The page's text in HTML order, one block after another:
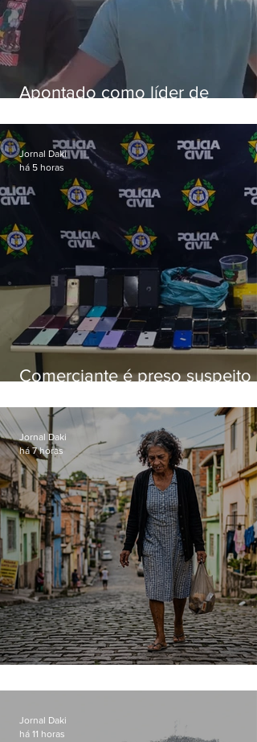
Apontado como líder de
aposentados é preso
Comerciante é preso suspeito
loja
Jornal Daki
há 5 horas
Jornal Daki
há 7 horas
Jornal Daki
há 11 horas